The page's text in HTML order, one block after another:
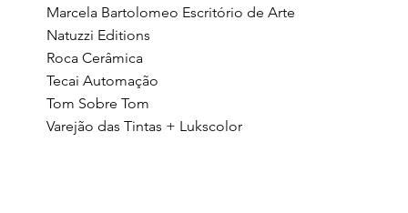
Marcela Bartolomeo Escritório de Arte
Natuzzi Editions
Roca Cerâmica
Tecai Automação
Tom Sobre Tom
Varejão das Tintas + Lukscolor